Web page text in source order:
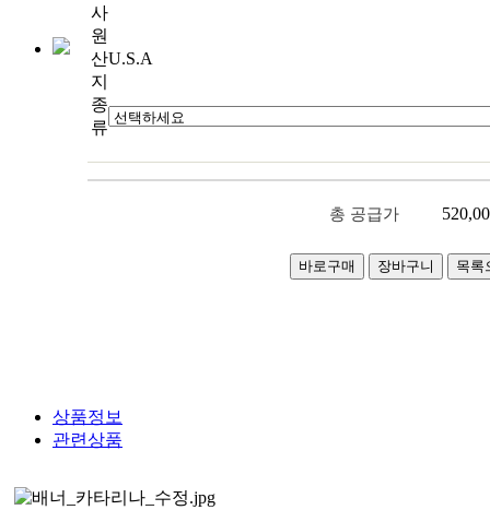
사
원
산
지
U.S.A
종
류
총 공급가
상품정보
관련상품